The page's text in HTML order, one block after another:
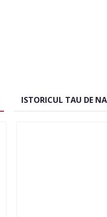
ISTORICUL TAU DE